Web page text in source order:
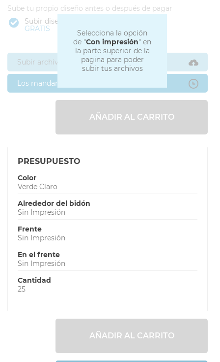
Selecciona la opción
de "Con impresión" en
la parte superior de la
pagina para poder
subir tus archivos
Sube tu propio diseño antes o después de pagar
Subir diseño
GRATIS
Subir archivos ahora
Los mandaré después
AÑADIR AL CARRITO
PRESUPUESTO
Color
Verde Claro
Alrededor del bidón
Sin Impresión
Frente
Sin Impresión
En el frente
Sin Impresión
Cantidad
25
AÑADIR AL CARRITO